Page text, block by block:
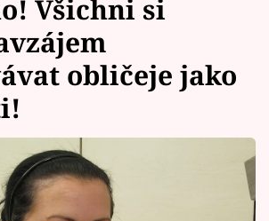
Všichni si
obličeje jako